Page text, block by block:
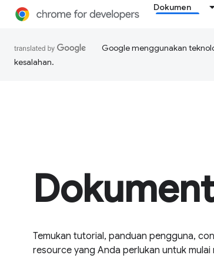
Dokumen
Google menggunakan
kesalahan.
Temukan tutorial, panduan pengguna,
resource yang Anda perlukan untuk mulai